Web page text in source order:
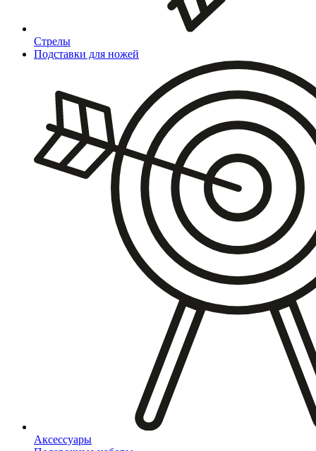
Стрелы
Подставки для ножей
Аксессуары